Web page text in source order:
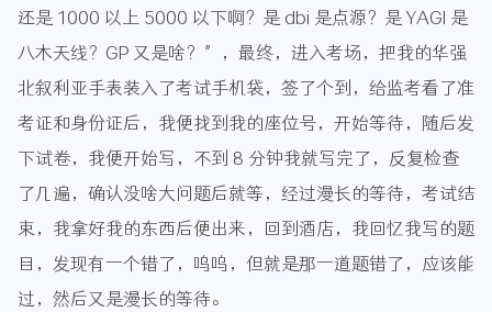
还是 1000 以上 5000 以下啊？是 dbi 是点源？是 YAGI 是
八木天线？GP 又是啥？”，最终，进入考场，把我的华强
北叙利亚手表装入了考试手机袋，签了个到，给监考看了准
考证和身份证后，我便找到我的座位号，开始等待，随后发
下试卷，我便开始写，不到 8 分钟我就写完了，反复检查
了几遍，确认没啥大问题后就等，经过漫长的等待，考试结
束，我拿好我的东西后便出来，回到酒店，我回忆我写的题
目，发现有一个错了，呜呜，但就是那一道题错了，应该能
过，然后又是漫长的等待。